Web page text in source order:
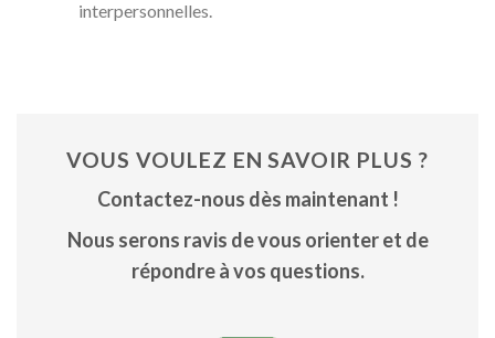
interpersonnelles.
VOUS VOULEZ EN SAVOIR PLUS ?
Contactez-nous dès maintenant !
Nous serons ravis de vous orienter et de
répondre à vos questions.